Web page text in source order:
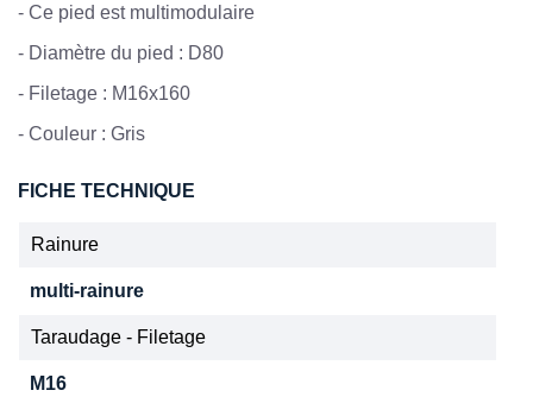
- Ce pied est multimodulaire
- Diamètre du pied : D80
- Filetage : M16x160
- Couleur : Gris
FICHE TECHNIQUE
Rainure
multi-rainure
Taraudage - Filetage
M16